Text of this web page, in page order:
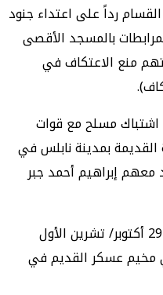
رداً على اعتداء جنود
بالمسجد الأقصى
منع الاعتكاف في
مسلح مع قوات
القديمة بمدينة نابلس في
2023 واستشهد معهم إبراهيم أحمد جبر
يذكر أنّ قوات الاحتلال هدمت في 29 أكتوبر/ تشرين الأول
مخيم عسكر القديم في